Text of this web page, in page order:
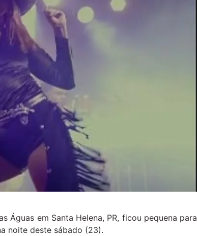
Águas em Santa Helena, PR, ficou pequena para
noite deste sábado (23).